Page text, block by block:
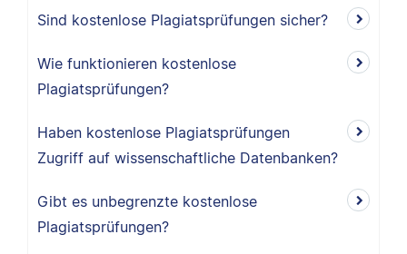
Sind kostenlose Plagiatsprüfungen sicher?
Wie funktionieren kostenlose
Plagiatsprüfungen?
Haben kostenlose Plagiatsprüfungen
Zugriff auf wissenschaftliche Datenbanken?
Gibt es unbegrenzte kostenlose
Plagiatsprüfungen?